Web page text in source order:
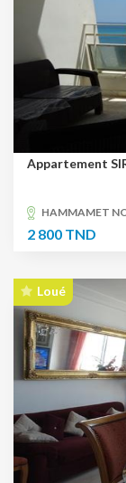
Appartement
HAMMAMET
2 800 TND
Loué